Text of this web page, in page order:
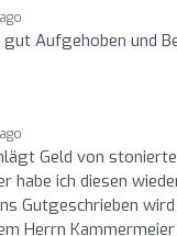
Aufgehoben und
Geld von
habe ich diesen
Gutgeschrieben
Herrn